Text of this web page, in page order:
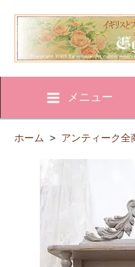
メニュー
ホーム > アンティーク全